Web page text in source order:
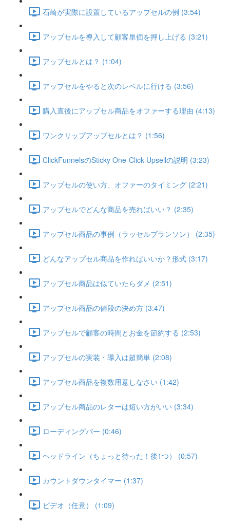
石崎が実際に設置しているアップセルの例 (3:54)
アップセルを導入して顧客単価を押し上げる (3:21)
アップセルとは？ (1:04)
アップセルをやると次のレベルに行ける (3:56)
購入直後にアップセル商品をオファーする理由 (4:13)
ワンクリップアップセルとは？ (1:56)
ClickFunnelsのSticky One-Click Upsellの説明 (3:23)
アップセルの使い方、オファーのタイミング (2:21)
アップセルでどんな商品を売ればいい？ (2:35)
アップセル商品の事例（ラッセルブランソン） (2:35)
どんなアップセル商品を作ればいいか？形式 (3:17)
アップセル商品は似ていたらダメ (2:51)
アップセル商品の値段の決め方 (3:47)
アップセルで顧客の時間とお金を節約する (2:53)
アップセルの実装・導入は超簡単 (2:08)
アップセル商品を複数用意しなさい (1:42)
アップセル商品のレターは短い方がいい (3:34)
ローディングバー (0:46)
ヘッドライン（ちょっと待った！後1つ） (0:57)
カウントダウンタイマー (1:37)
ビデオ（任意） (1:09)